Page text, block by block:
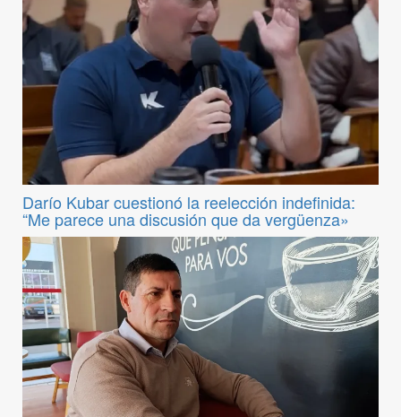
Darío Kubar cuestionó la reelección indefinida:
“Me parece una discusión que da vergüenza»